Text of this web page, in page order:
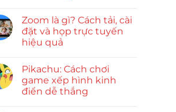
Zoom là gì? Cách tải, cài
đặt và họp trực tuyến
hiệu quả
Pikachu: Cách chơi
game xếp hình kinh
điển dễ thắng